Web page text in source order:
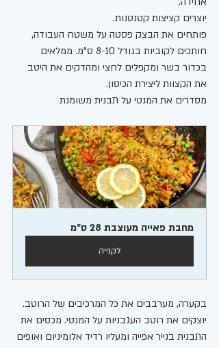
יוצרים קציצות קטנטנות.
פותחים את הבצק פסטה על משטח העבודה,
חותכים לקוביות בגודל 8-10 ס"מ. ממלאים
בכדור בשר ומקפלים לחצי ומהדקים את היטב
את הקצוות ליצירת הכיסון.
מסדרים את המנטי על תבנית משומנת
מחבת פאייה מעוצבת 28 ס"מ
לקנייה
בקערה, מערבבים את כל המרכיבים של הרוטב.
יוצקים את רוטב העגבניות על המנטי. מכסים את
התבנית בנייר אפייה ומעליו רדיד אלומיניום ואופים